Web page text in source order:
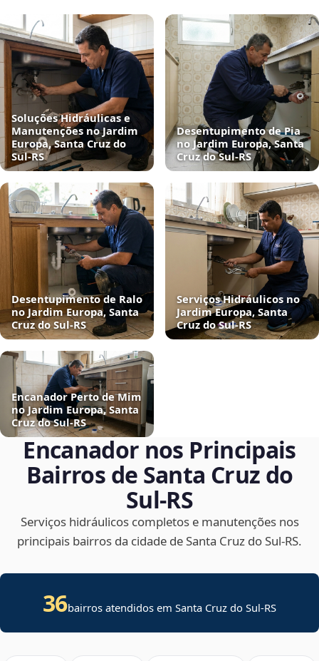
Soluções Hidráulicas e
Manutenções no Jardim
Europa, Santa Cruz do
Sul‑RS
Desentupimento de Pia
no Jardim Europa, Santa
Cruz do Sul‑RS
Desentupimento de Ralo
no Jardim Europa, Santa
Cruz do Sul‑RS
Serviços Hidráulicos no
Jardim Europa, Santa
Cruz do Sul‑RS
Encanador Perto de Mim
no Jardim Europa, Santa
Cruz do Sul‑RS
Encanador nos Principais
Bairros de Santa Cruz do
Sul‑RS
Serviços hidráulicos completos e manutenções nos
principais bairros da cidade de Santa Cruz do Sul‑RS.
36bairros atendidos em Santa Cruz do Sul-RS